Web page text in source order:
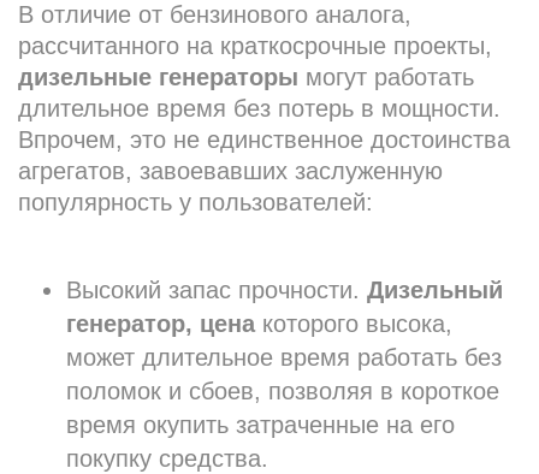
В отличие от бензинового аналога,
рассчитанного на краткосрочные проекты,
дизельные генераторы могут работать
длительное время без потерь в мощности.
Впрочем, это не единственное достоинства
агрегатов, завоевавших заслуженную
популярность у пользователей:
Высокий запас прочности. Дизельный
генератор, ценакоторого высока,
может длительное время работать без
поломок и сбоев, позволяя в короткое
время окупить затраченные на его
покупку средства.